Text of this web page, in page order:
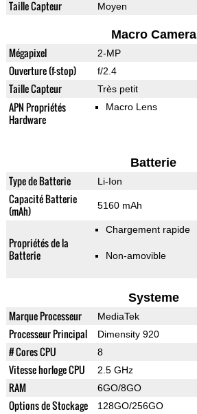
Taille Capteur Moyen
Macro Camera
Mégapixel 2-MP
Ouverture (f-stop) f/2.4
Taille Capteur Très petit
APN Propriétés
Hardware
Macro Lens
Batterie
Type de Batterie Li-Ion
Capacité Batterie
(mAh)
5160 mAh
Propriétés de la
Batterie
Chargement rapide
Non-amovible
Systeme
Marque Processeur MediaTek
Processeur Principal Dimensity 920
# Cores CPU 8
Vitesse horloge CPU 2.5 GHz
RAM 6GO/8GO
Options de Stockage 128GO/256GO